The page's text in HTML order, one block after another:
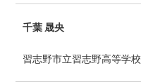
千葉 晟央
習志野市立習志野高等学校